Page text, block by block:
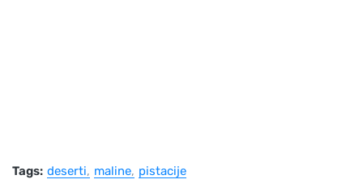
Tags: deserti maline pistacije